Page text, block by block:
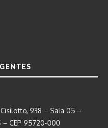
938 – Sala 05 –
– CEP 95720-000